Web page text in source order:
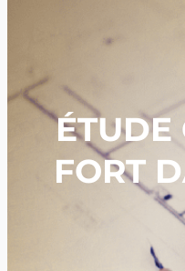
ÉTUDE
FORT